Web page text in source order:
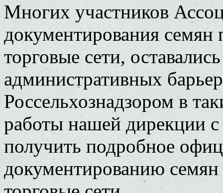
Многих участников
документирования семян
торговые сети,
административных
Россельхознадзором в
работы нашей дирекции
получить подробное
документированию семян